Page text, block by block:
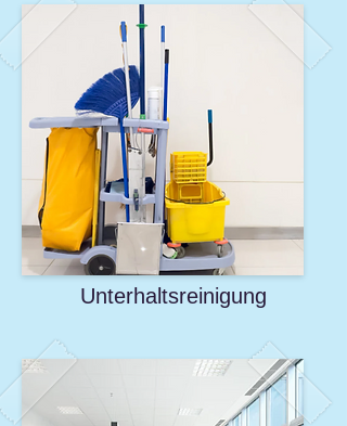
Unterhaltsreinigung